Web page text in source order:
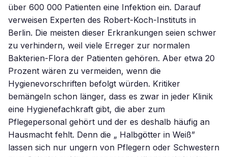
über 600 000 Patienten eine Infektion ein. Darauf
verweisen Experten des Robert-Koch-Instituts in
Berlin. Die meisten dieser Erkrankungen seien schwer
zu verhindern, weil viele Erreger zur normalen
Bakterien-Flora der Patienten gehören. Aber etwa 20
Prozent wären zu vermeiden, wenn die
Hygienevorschriften befolgt würden. Kritiker
bemängeln schon länger, dass es zwar in jeder Klinik
eine Hygienefachkraft gibt, die aber zum
Pflegepersonal gehört und der es deshalb häufig an
Hausmacht fehlt. Denn die „ Halbgötter in Weiß”
lassen sich nur ungern von Pflegern oder Schwestern